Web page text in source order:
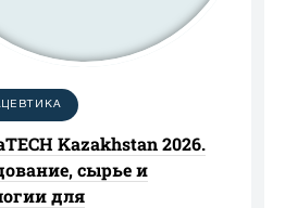
Kazakhstan 2026.
сырье и
для